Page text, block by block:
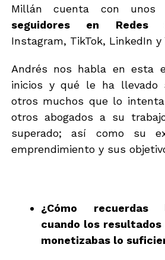
Millán cuenta con unos
seguidores en Redes
Instagram, TikTok, LinkedIn y
Andrés nos habla en esta
inicios y qué le ha
otros muchos que lo
otros abogados a su
superado; así como su
emprendimiento y sus
¿Cómo recuerdas
cuando los resultados
monetizabas lo